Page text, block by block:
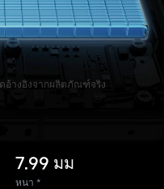
7.99 มม
หนา *
อ้างอิงจากผลิตภัณฑ์จริง